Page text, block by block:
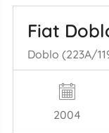
Fiat
Doblo (223A/
2004